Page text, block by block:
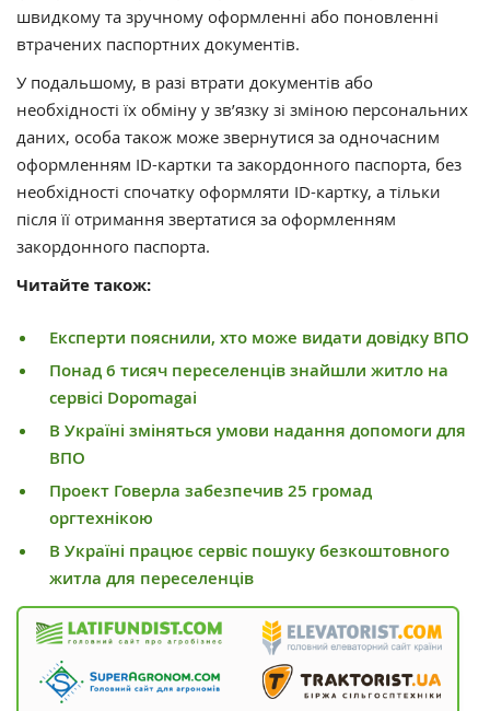
швидкому та зручному оформленні або поновленні
втрачених паспортних документів.
У подальшому, в разі втрати документів або
необхідності їх обміну у зв’язку зі зміною персональних
даних, особа також може звернутися за одночасним
оформленням ID-картки та закордонного паспорта, без
необхідності спочатку оформляти ID-картку, а тільки
після її отримання звертатися за оформленням
закордонного паспорта.
Читайте також:
Експерти пояснили, хто може видати довідку ВПО
Понад 6 тисяч переселенців знайшли житло на
сервісі Dopomagai
В Україні зміняться умови надання допомоги для
ВПО
Проект Говерла забезпечив 25 громад
оргтехнікою
В Україні працює сервіс пошуку безкоштовного
житла для переселенців